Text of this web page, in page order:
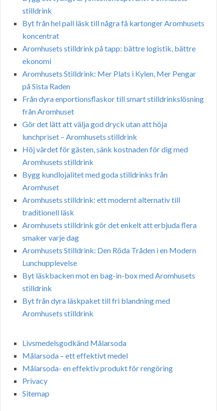
stilldrink
Byt från hel pall läsk till några få kartonger Aromhusets
koncentrat
Aromhusets stilldrink på tapp: bättre logistik, bättre
ekonomi
Aromhusets Stilldrink: Mer Plats i Kylen, Mer Pengar
på Sista Raden
Från dyra enportionsflaskor till smart stilldrinkslösning
från Aromhuset
Gör det lätt att välja god dryck utan att höja
lunchpriset – Aromhusets stilldrink
Höj värdet för gästen, sänk kostnaden för dig med
Aromhusets stilldrink
Bygg kundlojalitet med goda stilldrinks från
Aromhuset
Aromhusets stilldrink: ett modernt alternativ till
traditionell läsk
Aromhusets stilldrink gör det enkelt att erbjuda flera
smaker varje dag
Aromhusets Stilldrink: Den Röda Tråden i en Modern
Lunchupplevelse
Byt läskbacken mot en bag-in-box med Aromhusets
stilldrink
Byt från dyra läskpaket till fri blandning med
Aromhusets stilldrink
Livsmedelsgodkänd Målarsoda
Målarsoda – ett effektivt medel
Målarsoda- en effektiv produkt för rengöring
Privacy
Sitemap